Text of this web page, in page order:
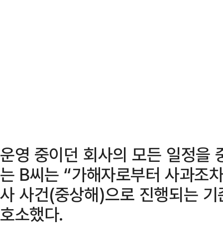
운영 중이던 회사의 모든 일정을
는 B씨는 “가해자로부터 사과조
사 사건(중상해)으로 진행되는
호소했다.